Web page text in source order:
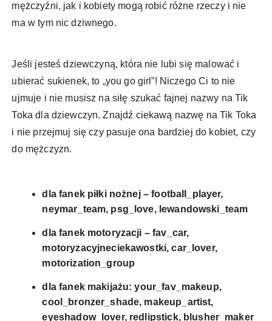
mężczyźni, jak i kobiety mogą robić różne rzeczy i nie
ma w tym nic dziwnego.
Jeśli jesteś dziewczyną, która nie lubi się malować i
ubierać sukienek, to „you go girl”! Niczego Ci to nie
ujmuje i nie musisz na siłę szukać fajnej nazwy na Tik
Toka dla dziewczyn. Znajdź ciekawą nazwę na Tik Toka
i nie przejmuj się czy pasuje ona bardziej do kobiet, czy
do mężczyzn.
dla fanek piłki nożnej – football_player,
neymar_team, psg_love, lewandowski_team
dla fanek motoryzacji – fav_car,
motoryzacyjneciekawostki, car_lover,
motorization_group
dla fanek makijażu: your_fav_makeup,
cool_bronzer_shade, makeup_artist,
eyeshadow_lover, redlipstick, blusher_maker